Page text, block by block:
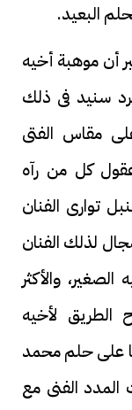
البعيد.
أن موهبة أخيه
سنيد فى ذلك
مقاس الفتى
كل من رآه
توارى الفنان
لذلك الفنان
والأكثر
الطريق لأخيه
على حلم محمد
الفنى مع